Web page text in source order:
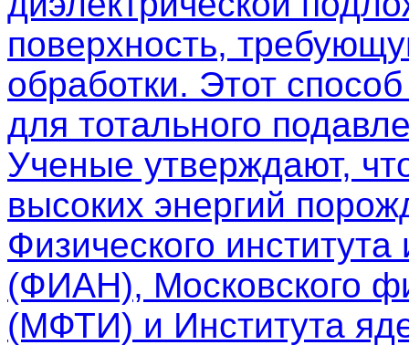
поверхность,
обработки. Этот
для тотального
Ученые утверждают,
высоких энергий
Физического
(ФИАН), Московского
(МФТИ) и Института